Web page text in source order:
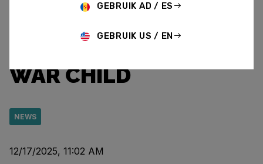
CAPRI-SUN RECAUDAN
12.920,95 EUROS PARA
WAR CHILD
NEWS
12/17/2025, 11:02 AM
GEBRUIK AD / ES
GEBRUIK US / EN